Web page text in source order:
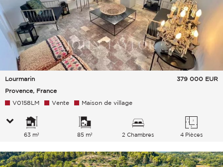
Lourmarin
Provence, France
379 000 EUR
V0158LM Vente Maison de village
63 m² 85 m² 2 Chambres 4 Pièces